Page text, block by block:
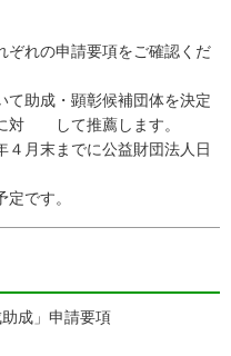
れの申請要項をご確認くだ
助成・顕彰候補団体を決定
対 して推薦します。
月末までに公益財団法人日
です。
成」申請要項